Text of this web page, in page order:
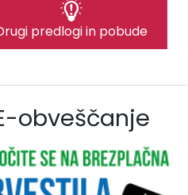
predlogi in pobude
obveščanje